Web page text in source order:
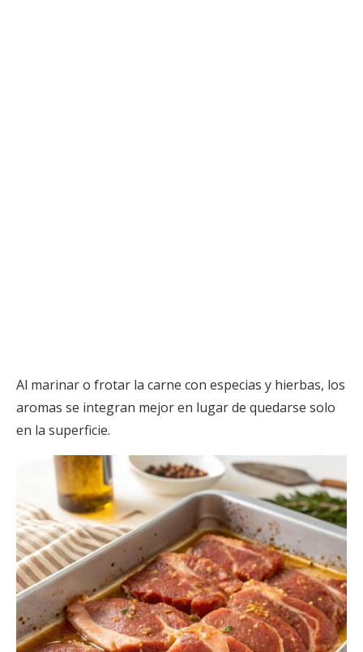
Al marinar o frotar la carne con especias y hierbas, los
aromas se integran mejor en lugar de quedarse solo
en la superficie.